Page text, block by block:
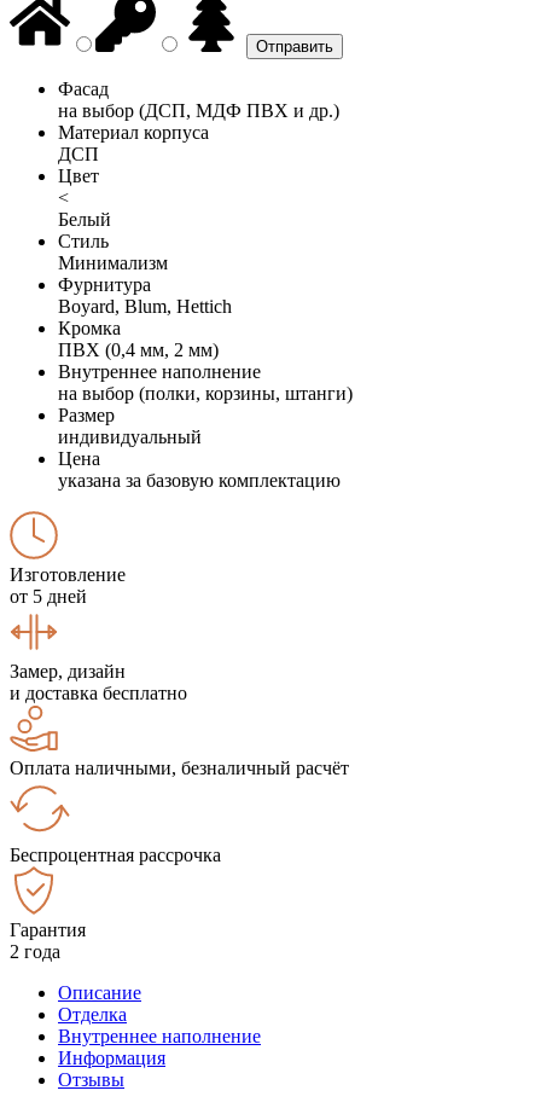
Фасад
на выбор (ДСП, МДФ ПВХ и др.)
Материал корпуса
ДСП
Цвет
<
Белый
Стиль
Минимализм
Фурнитура
Boyard, Blum, Hettich
Кромка
ПВХ (0,4 мм, 2 мм)
Внутреннее наполнение
на выбор (полки, корзины, штанги)
Размер
индивидуальный
Цена
указана за базовую комплектацию
Изготовление
от 5 дней
Замер, дизайн
и доставка бесплатно
Оплата наличными, безналичный расчёт
Беспроцентная рассрочка
Гарантия
2 года
Описание
Отделка
Внутреннее наполнение
Информация
Отзывы